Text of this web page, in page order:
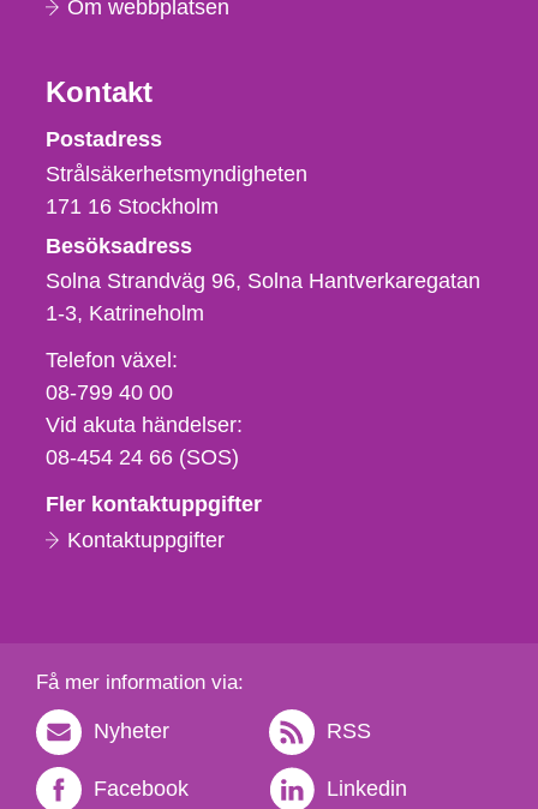
Om webbplatsen
Kontakt
Strålsäkerhetsmyndigheten
Postadress
Strålsäkerhetsmyndigheten
171 16 Stockholm
Besöksadress
Solna Strandväg 96, Solna Hantverkaregatan
1-3 Katrineholm
Telefon,
fax
och
e-
Telefon växel:
08-799 40 00
Vid akuta händelser:
08-454 24 66 (SOS)
Fler kontaktuppgifter
Kontaktuppgifter
Få mer information via:
Nyheter RSS
Facebook Linkedin